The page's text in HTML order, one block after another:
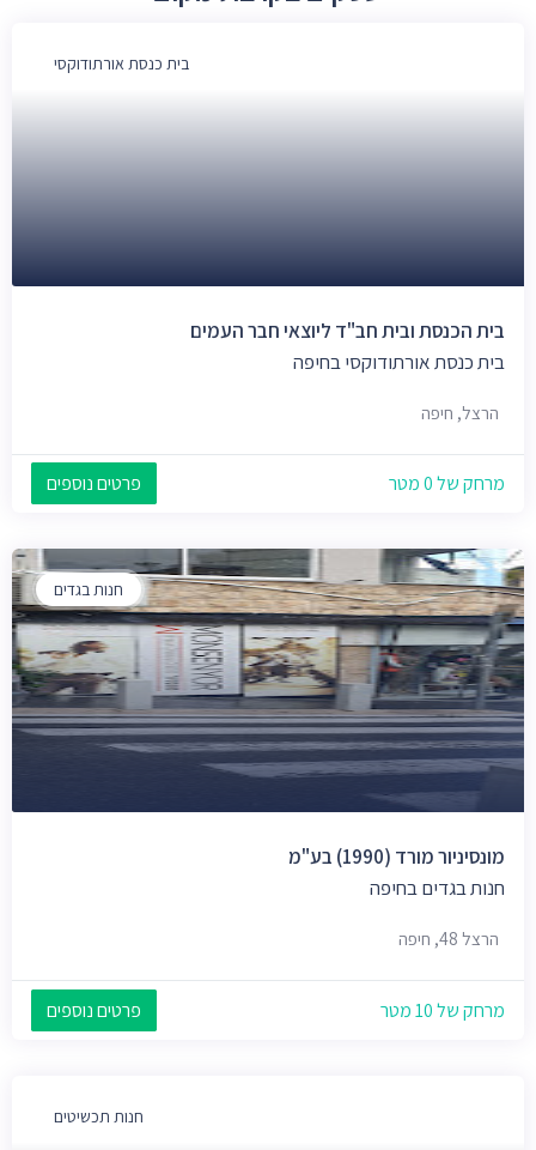
בית כנסת אורתודוקסי
בית הכנסת ובית חב"ד ליוצאי חבר העמים
בית כנסת אורתודוקסי בחיפה
הרצל, חיפה
מרחק של 0 מטר פרטים נוספים
חנות בגדים
מונסיניור מורד (1990) בע"מ
חנות בגדים בחיפה
הרצל 48, חיפה
מרחק של 10 מטר פרטים נוספים
חנות תכשיטים